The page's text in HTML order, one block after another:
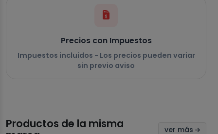
Precios con Impuestos
Impuestos incluidos - Los precios pueden variar
sin previo aviso
Productos de la misma
ver más